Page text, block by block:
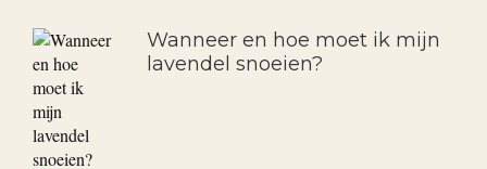
Wanneer en hoe moet ik mijn
lavendel snoeien?